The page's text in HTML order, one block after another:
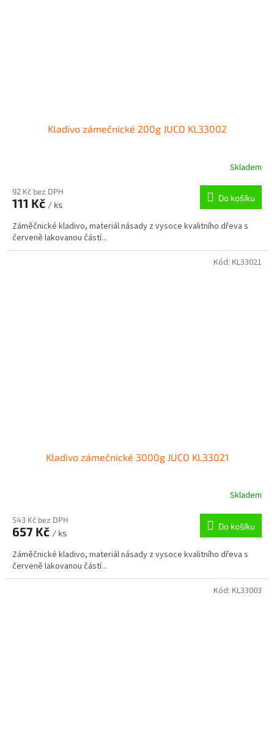
Kladivo zámečnické 200g JUCO KL33002
Skladem
92 Kč bez DPH
111 Kč / ks
Do košíku
Záměčnické kladivo, materiál násady z vysoce kvalitního dřeva s
červeně lakovanou částí...
Kladivo zámečnické 3000g JUCO KL33021
Skladem
543 Kč bez DPH
657 Kč / ks
Do košíku
Záměčnické kladivo, materiál násady z vysoce kvalitního dřeva s
červeně lakovanou částí...
Kód: KL33021
Kód: KL33003